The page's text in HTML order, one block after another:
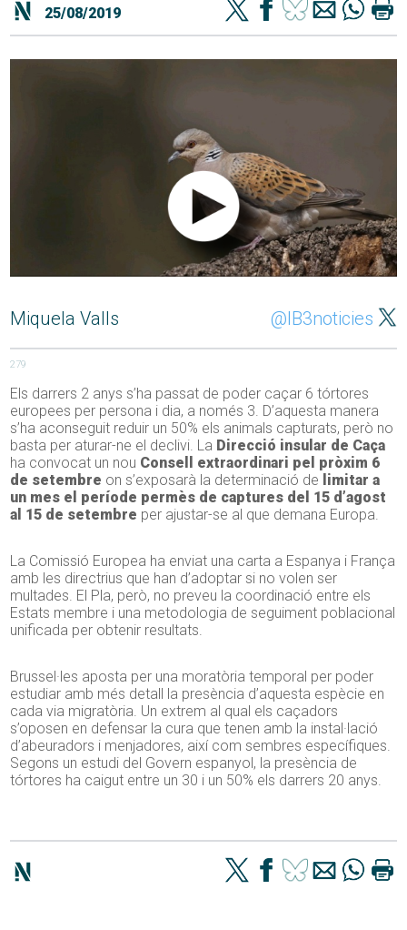
25/08/2019
Miquela Valls @IB3noticies
279
Els darrers 2 anys s’ha passat de poder caçar 6 tórtores
europees per persona i dia, a només 3. D’aquesta manera
s’ha aconseguit reduir un 50% els animals capturats, però no
basta per aturar-ne el declivi. La Direcció insular de Caça
ha convocat un nou Consell extraordinari pel pròxim 6
de setembre on s’exposarà la determinació de limitar a
un mes el període permès de captures del 15 d’agost
al 15 de setembre per ajustar-se al que demana Europa.
La Comissió Europea ha enviat una carta a Espanya i França
amb les directrius que han d’adoptar si no volen ser
multades. El Pla, però, no preveu la coordinació entre els
Estats membre i una metodologia de seguiment poblacional
unificada per obtenir resultats.
Brussel·les aposta per una moratòria temporal per poder
estudiar amb més detall la presència d’aquesta espècie en
cada via migratòria. Un extrem al qual els caçadors
s’oposen en defensar la cura que tenen amb la instal·lació
d’abeuradors i menjadores, així com sembres específiques.
Segons un estudi del Govern espanyol, la presència de
tórtores ha caigut entre un 30 i un 50% els darrers 20 anys.